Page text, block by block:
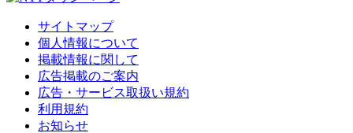
サイトマップ
個人情報について
掲載情報に関して
広告掲載のご案内
広告・サービス取扱い規約
利用規約
お知らせ